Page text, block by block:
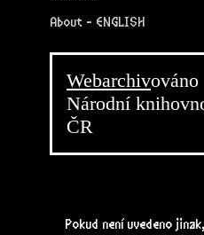
About - ENGLISH
Webarchivováno
Národní
ČR
Pokud není uvedeno